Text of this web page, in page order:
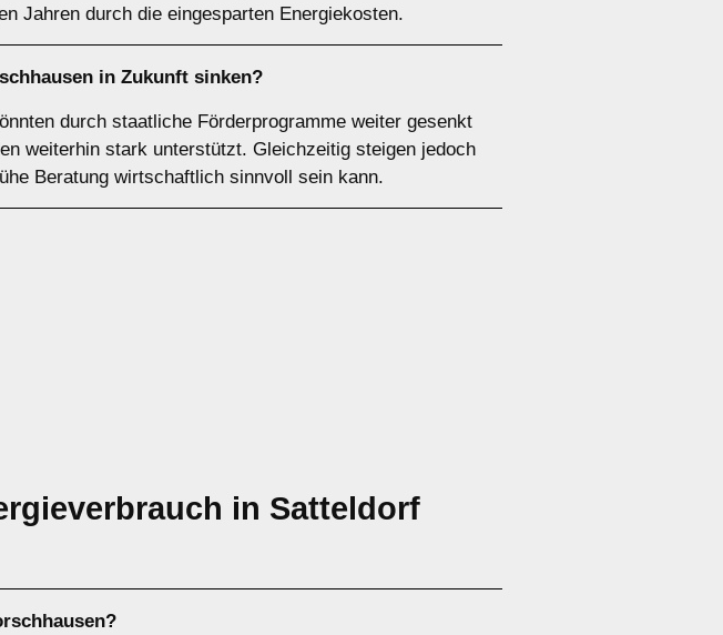
Jahren durch die eingesparten Energiekosten.
in Zukunft sinken?
durch staatliche Förderprogramme weiter gesenkt
weiterhin stark unterstützt. Gleichzeitig steigen jedoch
Beratung wirtschaftlich sinnvoll sein kann.
in Satteldorf